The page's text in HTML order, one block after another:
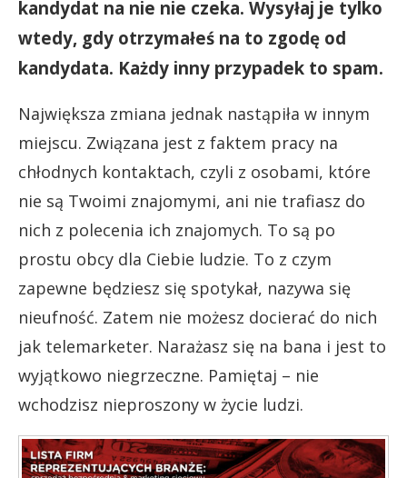
kandydat na nie nie czeka. Wysyłaj je tylko
wtedy, gdy otrzymałeś na to zgodę od
kandydata. Każdy inny przypadek to spam.
Największa zmiana jednak nastąpiła w innym
miejscu. Związana jest z faktem pracy na
chłodnych kontaktach, czyli z osobami, które
nie są Twoimi znajomymi, ani nie trafiasz do
nich z polecenia ich znajomych. To są po
prostu obcy dla Ciebie ludzie. To z czym
zapewne będziesz się spotykał, nazywa się
nieufność. Zatem nie możesz docierać do nich
jak telemarketer. Narażasz się na bana i jest to
wyjątkowo niegrzeczne. Pamiętaj – nie
wchodzisz nieproszony w życie ludzi.